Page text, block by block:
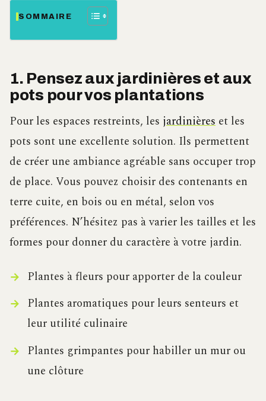
SOMMAIRE
1. Pensez aux jardinières et aux
pots pour vos plantations
Pour les espaces restreints, les jardinières et les
pots sont une excellente solution. Ils permettent
de créer une ambiance agréable sans occuper trop
de place. Vous pouvez choisir des contenants en
terre cuite, en bois ou en métal, selon vos
préférences. N’hésitez pas à varier les tailles et les
formes pour donner du caractère à votre jardin.
Plantes à fleurs pour apporter de la couleur
Plantes aromatiques pour leurs senteurs et
leur utilité culinaire
Plantes grimpantes pour habiller un mur ou
une clôture